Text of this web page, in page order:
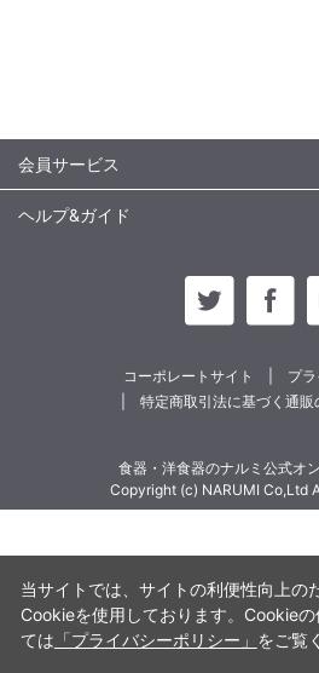
会員サービス
ヘルプ&ガイド
コーポレートサイト
プ
特定商取引法に基づく通販
食器・洋食器のナルミ公式オ
Copyright (c) NARUMI Co,Ltd
当サイトでは、サイトの利便性向上の
Cookieを使用しております。Cookieの
ては 「プライバシーポリシー」 をご覧